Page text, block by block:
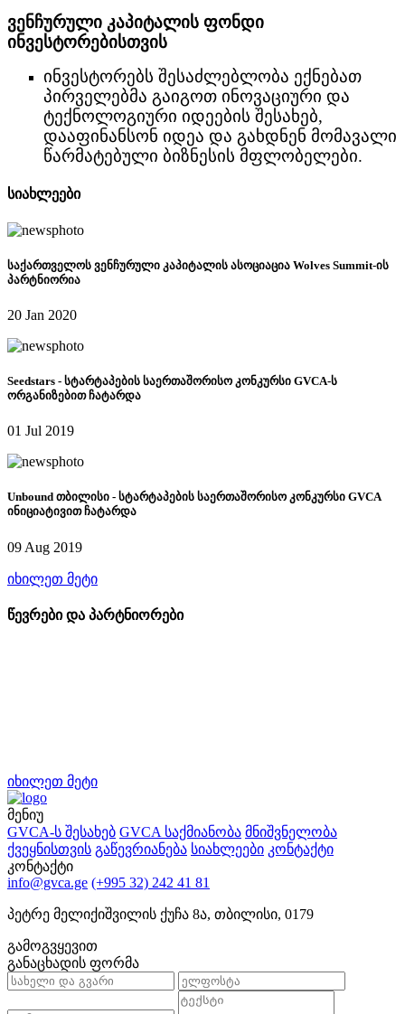
ვენჩურული კაპიტალის ფონდი
ინვესტორებისთვის
ინვესტორებს შესაძლებლობა ექნებათ
პირველებმა გაიგოთ ინოვაციური და
ტექნოლოგიური იდეების შესახებ,
დააფინანსონ იდეა და გახდნენ მომავალი
წარმატებული ბიზნესის მფლობელები.
სიახლეები
საქართველოს ვენჩურული კაპიტალის ასოციაცია Wolves Summit-ის
პარტნიორია
20 Jan 2020
Seedstars - სტარტაპების საერთაშორისო კონკურსი GVCA-ს
ორგანიზებით ჩატარდა
01 Jul 2019
Unbound თბილისი - სტარტაპების საერთაშორისო კონკურსი GVCA
ინიციატივით ჩატარდა
09 Aug 2019
იხილეთ მეტი
წევრები და პარტნიორები
იხილეთ მეტი
მენიუ
GVCA-ს შესახებ GVCA საქმიანობა მნიშვნელობა
ქვეყნისთვის გაწევრიანება სიახლეები კონტაქტი
კონტაქტი
info@gvca.ge (+995 32) 242 41 81
პეტრე მელიქიშვილის ქუჩა 8ა, თბილისი, 0179
გამოგვყევით
განაცხადის ფორმა